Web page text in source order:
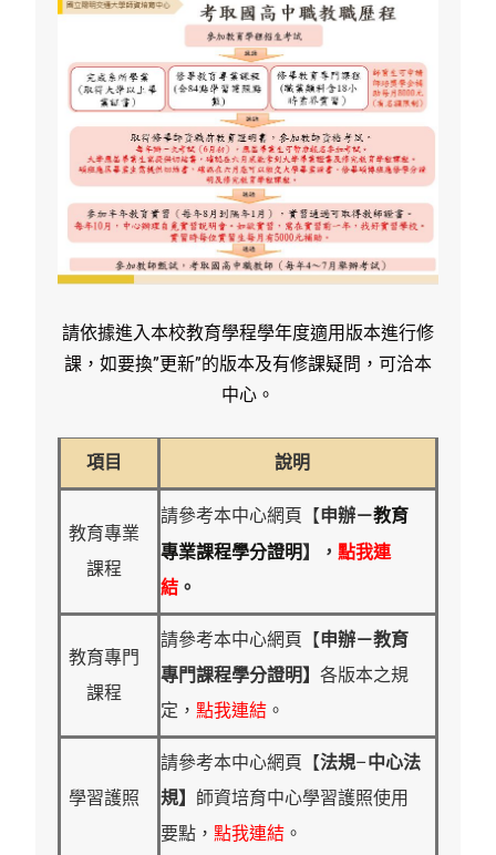
請依據進入本校教育學程學年度適用版本進行修
課，如要換”更新”的版本及有修課疑問，可洽本
中心。
項目 說明
教育專業
課程
請參考本中心網頁【申辦－教育
專業課程學分證明】， 點我連
結 。
教育專門
課程
請參考本中心網頁【申辦－教育
專門課程學分證明】 各版本之規
定， 點我連結 。
學習護照
請參考本中心網頁【法規–中心法
規】 師資培育中心學習護照使用
要點， 點我連結 。